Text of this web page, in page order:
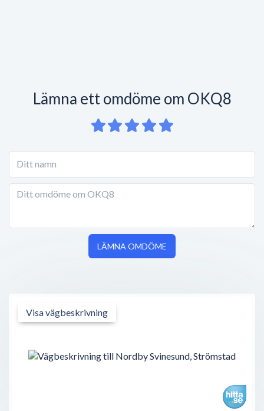
Lämna ett omdöme om OKQ8
LÄMNA OMDÖME
Visa vägbeskrivning